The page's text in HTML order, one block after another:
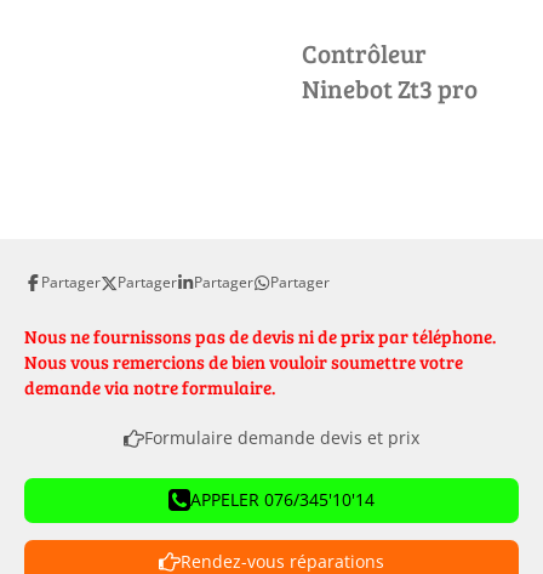
Contrôleur
Ninebot Zt3 pro
Partager Partager Partager Partager
Nous ne fournissons pas de devis ni de prix par téléphone.
Nous vous remercions de bien vouloir soumettre votre
demande via notre formulaire.
Formulaire demande devis et prix
APPELER 076/345'10'14
Rendez-vous réparations